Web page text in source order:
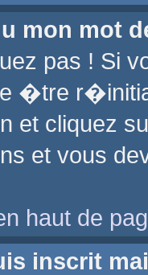
mon mot
pas ! Si
�tre
et cliquez
et vous
haut de
inscrit